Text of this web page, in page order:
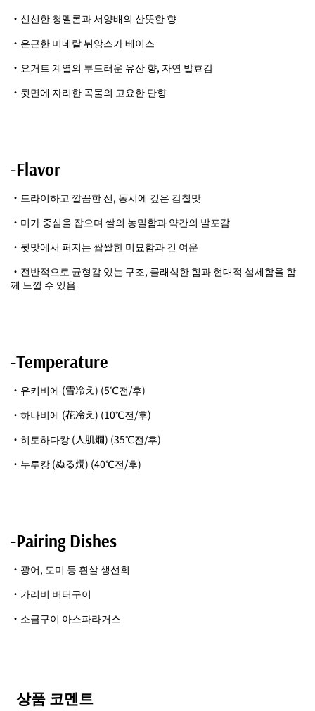
・신선한 청멜론과 서양배의 산뜻한 향
・은근한 미네랄 뉘앙스가 베이스
・요거트 계열의 부드러운 유산 향, 자연 발효감
・뒷면에 자리한 곡물의 고요한 단향
-Flavor
・드라이하고 깔끔한 선, 동시에 깊은 감칠맛
・미가 중심을 잡으며 쌀의 농밀함과 약간의 발포감
・뒷맛에서 퍼지는 쌉쌀한 미묘함과 긴 여운
・전반적으로 균형감 있는 구조, 클래식한 힘과 현대적 섬세함을 함
께 느낄 수 있음
-Temperature
・유키비에 (雪冷え) (5℃전/후)
・하나비에 (花冷え) (10℃전/후)
・히토하다캉 (人肌燗) (35℃전/후)
・누루캉 (ぬる燗) (40℃전/후)
-Pairing Dishes
・광어, 도미 등 흰살 생선회
・가리비 버터구이
・소금구이 아스파라거스
상품 코멘트